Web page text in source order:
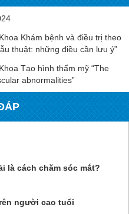
Khám bệnh và điều trị theo
thuật: những điều cần lưu ý”
Tạo hình thẩm mỹ “The
abnormalities”
là cách chăm sóc mắt?
người cao tuổi